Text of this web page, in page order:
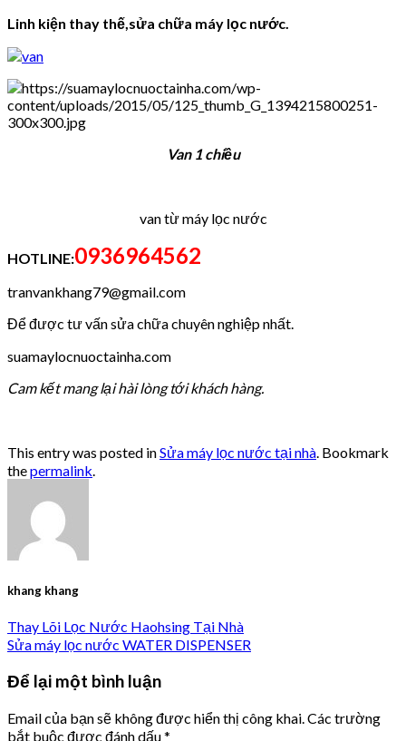
Linh kiện thay thế,sửa chữa máy lọc nước.
Van 1 chiều
van từ máy lọc nước
HOTLINE:0936964562
tranvankhang79@gmail.com
Để được tư vấn sửa chữa chuyên nghiệp nhất.
suamaylocnuoctainha.com
Cam kết mang lại hài lòng tới khách hàng.
This entry was posted inSửa máy lọc nước tại nhà. Bookmark
thepermalink.
khang khang
Thay Lõi Lọc Nước Haohsing Tại Nhà
Sửa máy lọc nước WATER DISPENSER
Để lại một bình luận
Email của bạn sẽ không được hiển thị công khai. Các trường
bắt buộc được đánh dấu*